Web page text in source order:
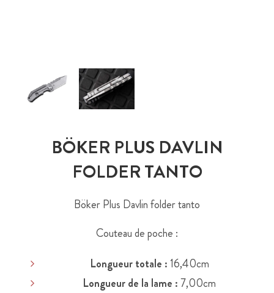
BÖKER PLUS DAVLIN
FOLDER TANTO
Böker Plus Davlin folder tanto
Couteau de poche :
Longueur totale : 16,40cm
Longueur de la lame :7,00cm